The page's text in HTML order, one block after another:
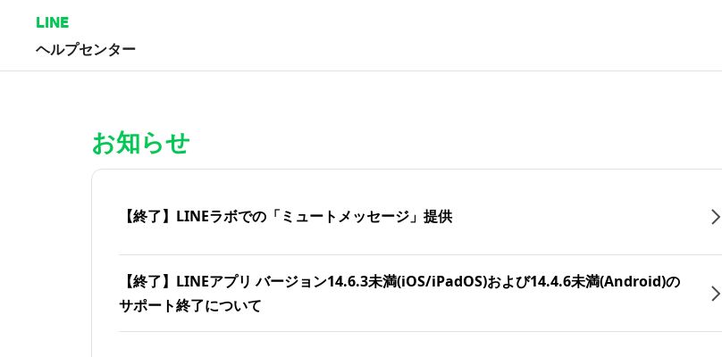
LINE
ヘルプセンター
お知らせ
【終了】LINEラボでの「ミュートメッセージ」提供
【終了】LINEアプリ バージョン14.6.3未満(iOS/iPadOS)および14.4.6未満(Android)の
サポート終了について